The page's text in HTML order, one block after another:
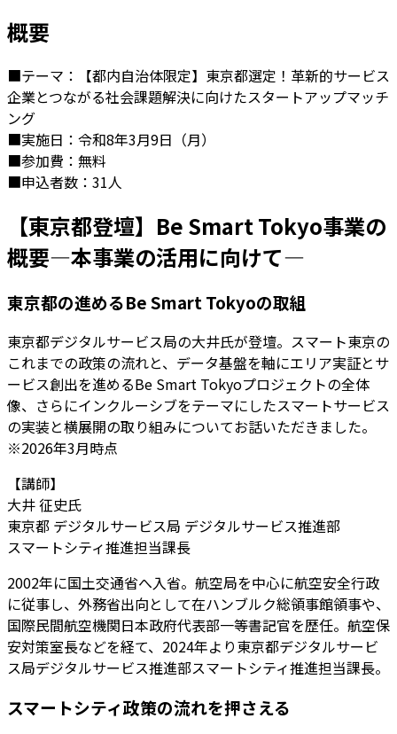
概要
■テーマ：【都内自治体限定】東京都選定！革新的サービス
企業とつながる社会課題解決に向けたスタートアップマッチ
ング
■実施日：令和8年3月9日（月）
■参加費：無料
■申込者数：31人
【東京都登壇】Be Smart Tokyo事業の
概要―本事業の活⽤に向けて―
東京都の進めるBe Smart Tokyoの取組
東京都デジタルサービス局の大井氏が登壇。スマート東京の
これまでの政策の流れと、データ基盤を軸にエリア実証とサ
ービス創出を進めるBe Smart Tokyoプロジェクトの全体
像、さらにインクルーシブをテーマにしたスマートサービス
の実装と横展開の取り組みについてお話いただきました。
※2026年3月時点
【講師】
大井 征史氏
東京都 デジタルサービス局 デジタルサービス推進部
スマートシティ推進担当課長
2002年に国土交通省へ入省。航空局を中心に航空安全行政
に従事し、外務省出向として在ハンブルク総領事館領事や、
国際民間航空機関日本政府代表部一等書記官を歴任。航空保
安対策室長などを経て、2024年より東京都デジタルサービ
ス局デジタルサービス推進部スマートシティ推進担当課長。
スマートシティ政策の流れを押さえる